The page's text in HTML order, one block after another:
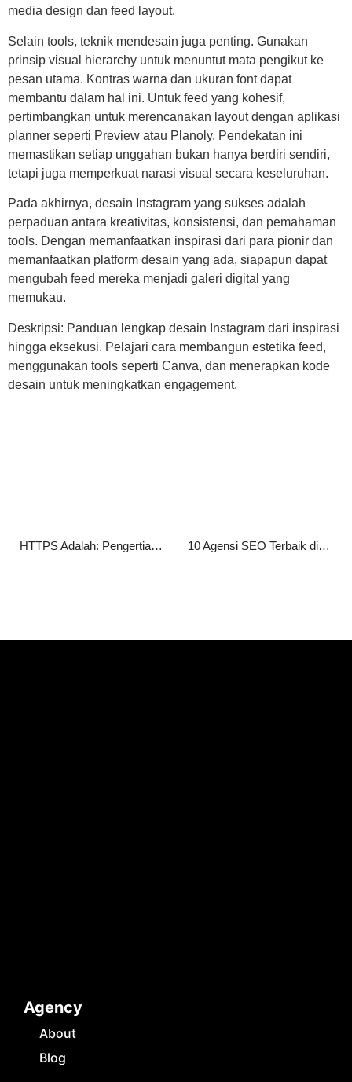
media design dan feed layout.
Selain tools, teknik mendesain juga penting. Gunakan
prinsip visual hierarchy untuk menuntut mata pengikut ke
pesan utama. Kontras warna dan ukuran font dapat
membantu dalam hal ini. Untuk feed yang kohesif,
pertimbangkan untuk merencanakan layout dengan aplikasi
planner seperti Preview atau Planoly. Pendekatan ini
memastikan setiap unggahan bukan hanya berdiri sendiri,
tetapi juga memperkuat narasi visual secara keseluruhan.
Pada akhirnya, desain Instagram yang sukses adalah
perpaduan antara kreativitas, konsistensi, dan pemahaman
tools. Dengan memanfaatkan inspirasi dari para pionir dan
memanfaatkan platform desain yang ada, siapapun dapat
mengubah feed mereka menjadi galeri digital yang
memukau.
Deskripsi: Panduan lengkap desain Instagram dari inspirasi
hingga eksekusi. Pelajari cara membangun estetika feed,
menggunakan tools seperti Canva, dan menerapkan kode
desain untuk meningkatkan engagement.
HTTPS Adalah: Pengertian, Fungsi, Cara Kerja, serta Manfaatnya bagi Website 10 Agensi SEO Terbaik di Jakarta 2026 untuk Tingkatkan Peringkat Website Anda
Agency
About
Blog